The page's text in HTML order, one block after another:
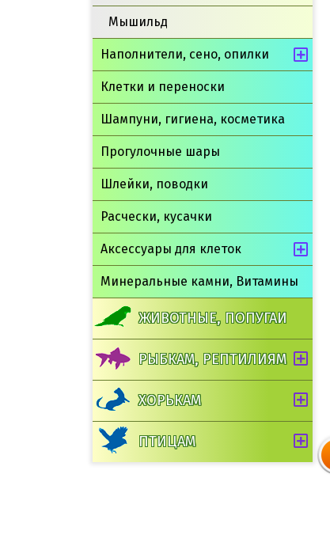
Мышильд
Наполнители, сено, опилки
Клетки и переноски
Шампуни, гигиена, косметика
Прогулочные шары
Шлейки, поводки
Расчески, кусачки
Аксессуары для клеток
Минеральные камни, Витамины
ЖИВОТНЫЕ, ПОПУГАИ
РЫБКАМ, РЕПТИЛИЯМ
ХОРЬКАМ
ПТИЦАМ
-10%